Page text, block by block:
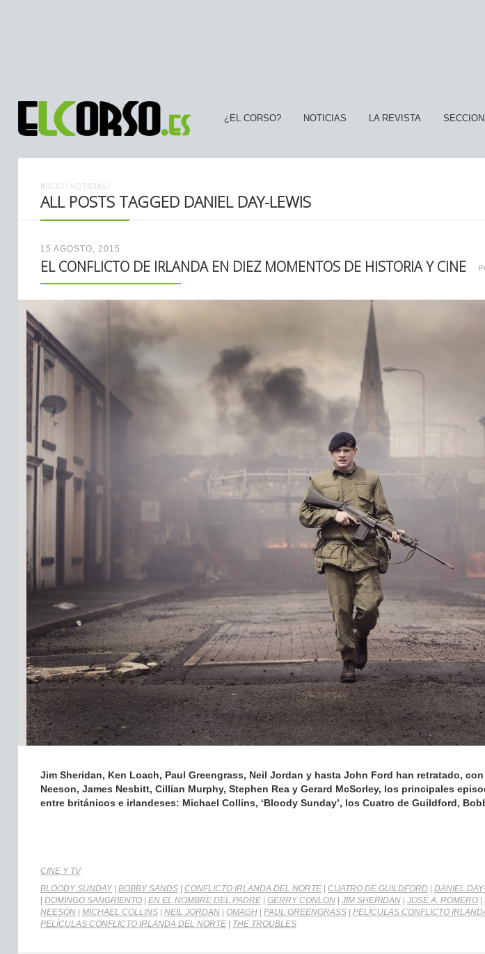
¿EL CORSO? NOTICIAS LA REVISTA
INICIO / NOTICIAS /
ALL POSTS TAGGED DANIEL DAY-LEWIS
15 AGOSTO, 2015
EL CONFLICTO DE IRLANDA EN DIEZ MOMENTOS DE HISTORIA Y CINE
Jim Sheridan, Ken Loach, Paul Greengrass, Neil Jordan y hasta John Ford han retratado,
Neeson, James Nesbitt, Cillian Murphy, Stephen Rea y Gerard McSorley, los principales
entre británicos e irlandeses: Michael Collins, ‘Bloody Sunday’, los Cuatro de Guildford,
CINE Y TV
BLOODY SUNDAY| BOBBY SANDS CONFLICTO IRLANDA DEL NORTE CUATRO DE GUILDFORD
DANIEL
DOMINGO SANGRIENTO EN EL NOMBRE DEL PADRE GERRY CONLON JIM SHERIDAN JOSÉ A. ROMERO
NEESON
MICHAEL COLLINS NEIL JORDAN OMAGH PAUL GREENGRASS PELÍCULAS CONFLICTO
PELÍCULAS CONFLICTO IRLANDA DEL NORTE
THE TROUBLES